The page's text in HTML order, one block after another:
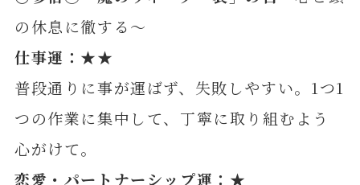
の休息に徹する～
仕事運：★★
普段通りに事が運ばず、失敗しやすい。1つ1
つの作業に集中して、丁寧に取り組むよう
心がけて。
恋愛・パートナーシップ運：★